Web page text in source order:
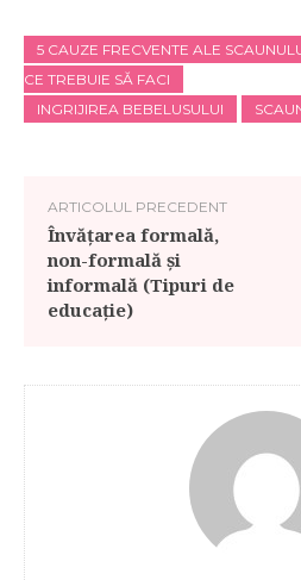
5 CAUZE FRECVENTE ALE
CE TREBUIE SĂ FACI
INGRIJIREA BEBELUSULUI
ARTICOLUL PRECEDENT
Învățarea formală,
non-formală și
informală (Tipuri de
educație)